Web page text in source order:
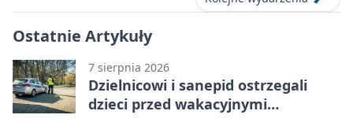
Ostatnie Artykuły
7 sierpnia 2026
Dzielnicowi i sanepid ostrzegali
dzieci przed wakacyjnymi